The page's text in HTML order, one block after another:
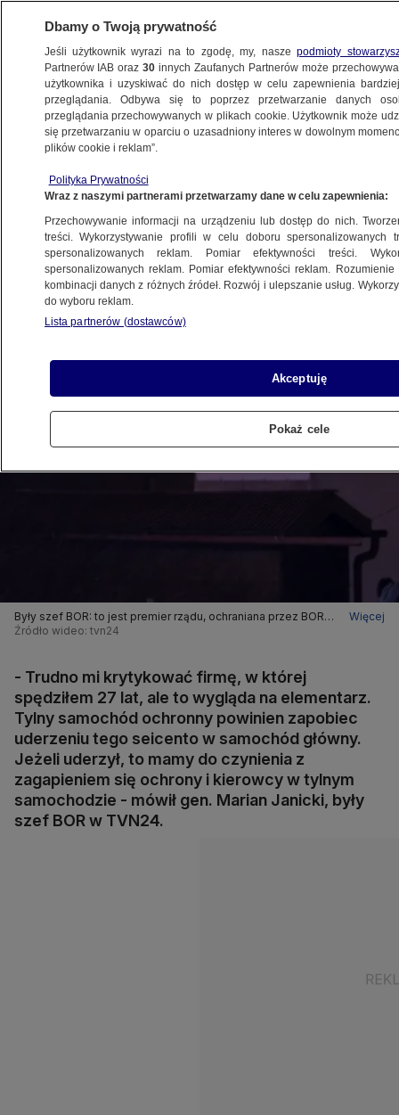
PILNE Ukraina wydała zgodę na kolejne ekshumacje
POLSKA
Były szef BOR: to jest premier rządu,
ochraniana przez BOR i to nie powinno
mieć miejsca
10.02.2017, 22:03
Były szef BOR: to jest premier rządu, ochraniana przez BOR
i to nie powinno mieć miejsca
Więcej
Źródło wideo: tvn24
- Trudno mi krytykować firmę, w której
spędziłem 27 lat, ale to wygląda na elementarz.
Tylny samochód ochronny powinien zapobiec
uderzeniu tego seicento w samochód główny.
Jeżeli uderzył, to mamy do czynienia z
zagapieniem się ochrony i kierowcy w tylnym
samochodzie - mówił gen. Marian Janicki, były
szef BOR w TVN24.
Dbamy o Twoją prywatność
Jeśli użytkownik wyrazi na to zgodę, my, naszepodmioty
Partnerów IAB oraz30 innych Zaufanych Partnerów może
użytkownika i uzyskiwać do nich dostęp w celu zapewnienia
przeglądania. Odbywa się to poprzez przetwarzanie danych
przeglądania przechowywanych w plikach cookie. Użytkownik może
się przetwarzaniu w oparciu o uzasadniony interes w dowolnym
plików cookie i reklam”.
Polityka Prywatności
Wraz z naszymi partnerami przetwarzamy dane w celu zapewnienia:
Przechowywanie informacji na urządzeniu lub dostęp do nich.
treści. Wykorzystywanie profili w celu doboru spersonalizowanych
spersonalizowanych reklam. Pomiar efektywności treści.
spersonalizowanych reklam. Pomiar efektywności reklam.
kombinacji danych z różnych źródeł. Rozwój i ulepszanie usług.
do wyboru reklam.
Lista partnerów (dostawców)
Akceptuję
Pokaż cele